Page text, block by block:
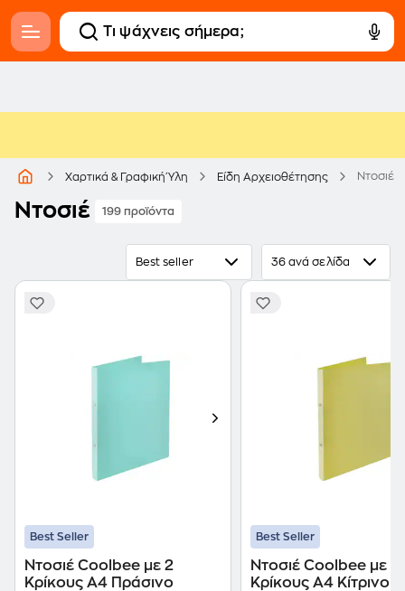
Χαρτικά & Γραφική Ύλη Είδη Αρχειοθέτησης Ντοσιέ
Ντοσιέ 199 προϊόντα
Best seller 36 ανά σελίδα
Best Seller
Ντοσιέ Coolbee με 2
Κρίκους Α4 Πράσινο
Best Seller
Ντοσιέ Coolbee με 2
Κρίκους Α4 Κίτρινο